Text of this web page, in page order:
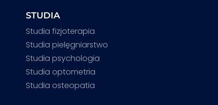
STUDIA
Studia fizjoterapia
Studia pielęgniarstwo
Studia psychologia
Studia optometria
Studia osteopatia